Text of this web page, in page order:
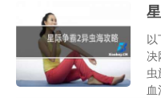
以
决